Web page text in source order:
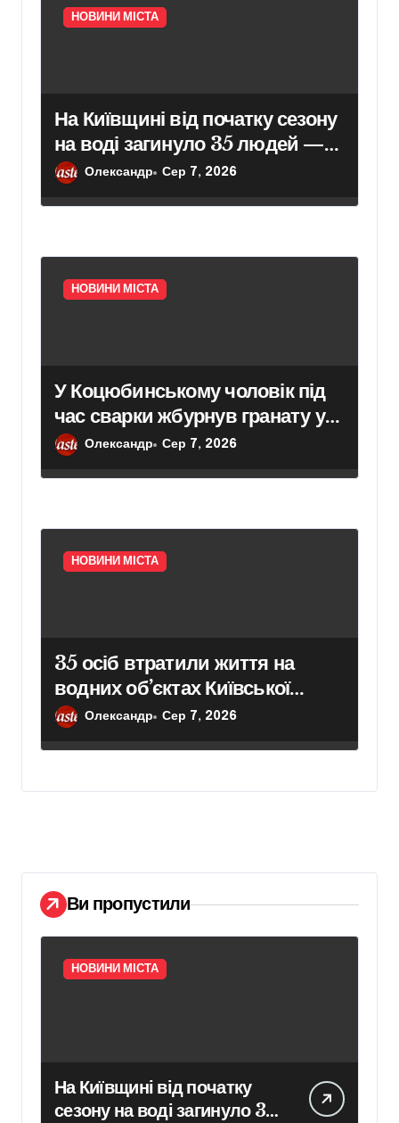
НОВИНИ МІСТА
На Київщині від початку сезону
на воді загинуло 35 людей —
рятувальники попереджають
Олександр Сер 7, 2026
НОВИНИ МІСТА
У Коцюбинському чоловік під
час сварки жбурнув гранату у
приміщення адмінбудівлі
Олександр Сер 7, 2026
НОВИНИ МІСТА
35 осіб втратили життя на
водних об’єктах Київської
області з початку року
Олександр Сер 7, 2026
Ви пропустили
НОВИНИ МІСТА
На Київщині від початку
сезону на воді загинуло 35